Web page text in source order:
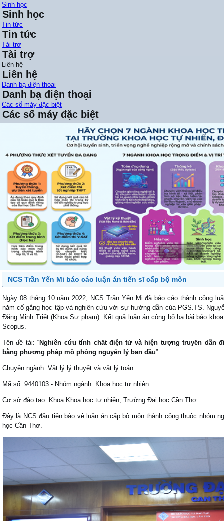
Sinh học
Sinh học
Tin tức
Tin tức
Tài trợ
Tài trợ
Liên hệ
Liên hệ
Danh bạ điện thoại
Danh bạ điện thoại
Các số máy đặc biệt
Các số máy đặc biệt
NCS Trần Yến Mi báo cáo luận án tiến sĩ cấp bộ môn
Ngày 08 tháng 10 năm 2022, NCS Trần Yến Mi đã báo cáo thành công
năm cố gắng học tập và nghiên cứu với sự hướng dẫn của PGS.TS.
Đặng Minh Triết (Khoa Sư phạm). Kết quả luận án công bố ba bài báo
Scopus.
Tên đề tài: “Nghiên cứu tính chất điện tử và hiện tượng truyền dẫn
bằng phương pháp mô phỏng nguyên lý ban đầu”.
Chuyên ngành: Vật lý lý thuyết và vật lý toán.
Mã số: 9440103 - Nhóm ngành: Khoa học tự nhiên.
Cơ sở đào tạo: Khoa Khoa học tự nhiên, Trường Đại học Cần Thơ.
Đây là NCS đầu tiên bảo vệ luận án cấp bộ môn thành công thuộc nhóm
học Cần Thơ.